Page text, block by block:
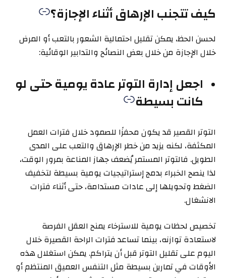
كيف تتجنب الإرهاق أثناء الإجازة؟
لحسن الحظ، يمكن تقليل احتمالية الشعور بالتعب أو المرض
خلال الإجازة من خلال بعض النصائح والتدابير الوقائية:
اجعل إدارة التوتر عادة يومية حتى لو
كانت بسيطة
التوتر القصير قد يكون محفزًا للصمود خلال فترات العمل
المكثفة، لكنه يزيد من خطر الإرهاق والتعب على المدى
الطويل. فالتوتر المستمر يُضعف جهاز المناعة بمرور الوقت،
لذا ينصح الخبراء بدمج إستراتيجيات يومية بسيطة لتخفيف
الضغط وتحويلها إلى عادات مستدامة، حتى أثناء فترات
الانشغال.
تخصيص لحظات يومية للاسترخاء يمنح العقل الفرصة
لاستعادة توازنه، بينما تساعد فترات الراحة القصيرة خلال
اليوم على تقليل التوتر قبل أن يتراكم. يمكن استغلال هذه
الأوقات في تمارين بسيطة مثل التنفس العميق المنتظم أو